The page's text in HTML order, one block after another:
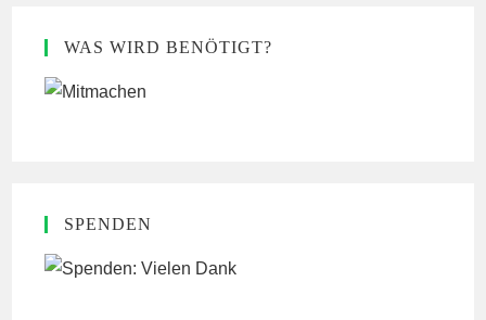
WAS WIRD BENÖTIGT?
SPENDEN